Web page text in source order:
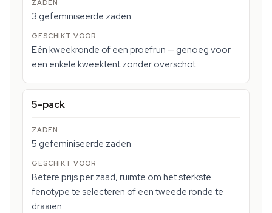
3 gefeminiseerde zaden
Eén kweekronde of een proefrun — genoeg voor
een enkele kweektent zonder overschot
5-pack
5 gefeminiseerde zaden
Betere prijs per zaad, ruimte om het sterkste
fenotype te selecteren of een tweede ronde te
draaien